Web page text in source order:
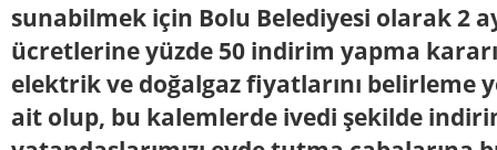
sunabilmek için Bolu Belediyesi olarak 2
ücretlerine yüzde 50 indirim yapma
elektrik ve doğalgaz fiyatlarını belirleme
ait olup, bu kalemlerde ivedi şekilde